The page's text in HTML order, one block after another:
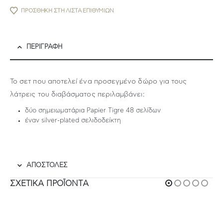
ΠΡΟΣΘΉΚΗ ΣΤΗ ΛΊΣΤΑ ΕΠΙΘΥΜΙΏΝ
ΠΕΡΙΓΡΑΦΉ
Το σετ που αποτελεί ένα προσεγμένο δώρο για τους
λάτρεις του διαβάσματος περιλαμβάνει:
δύο σημειωματάρια Papier Tigre 48 σελίδων
έναν silver-plated σελιδοδείκτη
ΑΠΟΣΤΟΛΕΣ
ΣΧΕΤΙΚΆ ΠΡΟΪΌΝΤΑ